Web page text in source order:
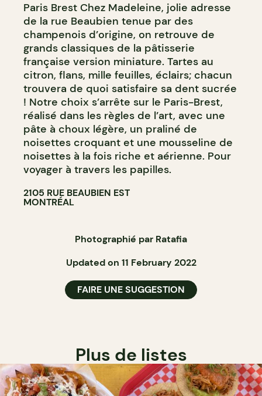
Paris Brest Chez Madeleine, jolie adresse
de la rue Beaubien tenue par des
champenois d’origine, on retrouve de
grands classiques de la pâtisserie
française version miniature. Tartes au
citron, flans, mille feuilles, éclairs; chacun
trouvera de quoi satisfaire sa dent sucrée
! Notre choix s’arrête sur le Paris-Brest,
réalisé dans les règles de l’art, avec une
pâte à choux légère, un praliné de
noisettes croquant et une mousseline de
noisettes à la fois riche et aérienne. Pour
voyager à travers les papilles.
2105 RUE BEAUBIEN EST
MONTRÉAL
Photographié par Ratafia
Updated on 11 February 2022
FAIRE UNE SUGGESTION
Plus de listes